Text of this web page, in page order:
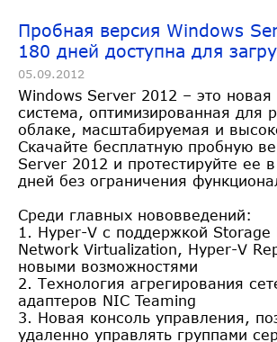
Пробная версия Windows
180 дней доступна для
05.09.2012
Windows Server 2012 – это новая
система, оптимизированная для
облаке, масштабируемая и
Скачайте бесплатную пробную
Server 2012 и протестируйте ее
дней без ограничения
Среди главных нововведений:
1. Hyper-V с поддержкой Storage
Network Virtualization, Hyper-V
новыми возможностями
2. Технология агрегирования
адаптеров NIC Teaming
3. Новая консоль управления,
удаленно управлять группами